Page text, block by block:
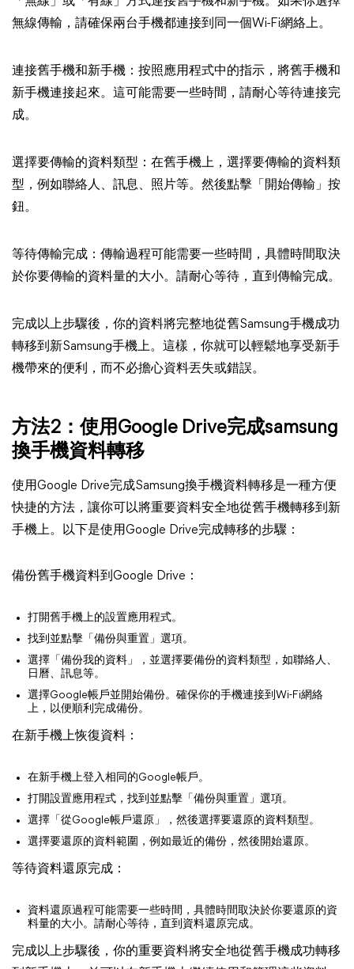
無線傳輸，請確保兩台手機都連接到同一個Wi-Fi網絡上。
連接舊手機和新手機：按照應用程式中的指示，將舊手機和
新手機連接起來。這可能需要一些時間，請耐心等待連接完
成。
選擇要傳輸的資料類型：在舊手機上，選擇要傳輸的資料類
型，例如聯絡人、訊息、照片等。然後點擊「開始傳輸」按
鈕。
等待傳輸完成：傳輸過程可能需要一些時間，具體時間取決
於你要傳輸的資料量的大小。請耐心等待，直到傳輸完成。
完成以上步驟後，你的資料將完整地從舊Samsung手機成功
轉移到新Samsung手機上。這樣，你就可以輕鬆地享受新手
機帶來的便利，而不必擔心資料丟失或錯誤。
方法2：使用Google Drive完成samsung
換手機資料轉移
使用Google Drive完成Samsung換手機資料轉移是一種方便
快捷的方法，讓你可以將重要資料安全地從舊手機轉移到新
手機上。以下是使用Google Drive完成轉移的步驟：
備份舊手機資料到Google Drive：
打開舊手機上的設置應用程式。
找到並點擊「備份與重置」選項。
選擇「備份我的資料」，並選擇要備份的資料類型，如聯絡人、
日曆、訊息等。
選擇Google帳戶並開始備份。確保你的手機連接到Wi-Fi網絡
上，以便順利完成備份。
在新手機上恢復資料：
在新手機上登入相同的Google帳戶。
打開設置應用程式，找到並點擊「備份與重置」選項。
選擇「從Google帳戶還原」，然後選擇要還原的資料類型。
選擇要還原的資料範圍，例如最近的備份，然後開始還原。
等待資料還原完成：
資料還原過程可能需要一些時間，具體時間取決於你要還原的資
料量的大小。請耐心等待，直到資料還原完成。
完成以上步驟後，你的重要資料將安全地從舊手機成功轉移